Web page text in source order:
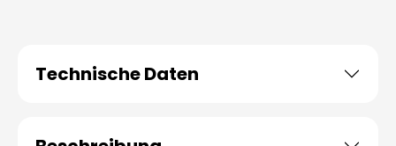
Technische Daten